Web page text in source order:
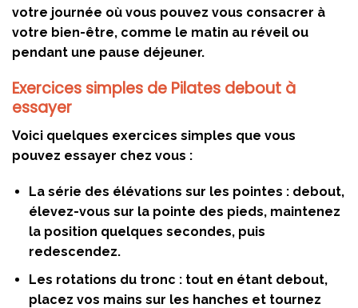
votre journée où vous pouvez vous consacrer à
votre bien-être, comme le matin au réveil ou
pendant une pause déjeuner.
Exercices simples de Pilates debout à
essayer
Voici quelques exercices simples que vous
pouvez essayer chez vous :
La série des élévations sur les pointes :debout,
élevez-vous sur la pointe des pieds, maintenez
la position quelques secondes, puis
redescendez.
Les rotations du tronc :tout en étant debout,
placez vos mains sur les hanches et tournez